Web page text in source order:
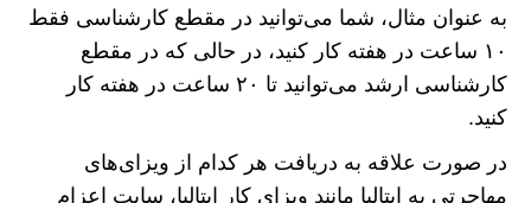
به عنوان مثال، شما می‌توانید در مقطع کارشناسی فقط
۱۰ ساعت در هفته کار کنید، در حالی که در مقطع
کارشناسی ارشد می‌توانید تا ۲۰ ساعت در هفته کار
کنید.
در صورت علاقه به دریافت هر کدام از ویزای‌های
مهاجرتی به ایتالیا مانند ویزای کار ایتالیا، سایت اعزام